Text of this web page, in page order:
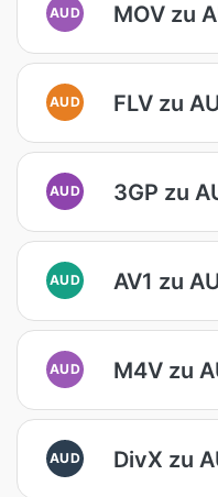
AUD MOV zu
AUD FLV zu
AUD 3GP zu
AUD AV1 zu
AUD M4V zu
AUD DivX zu